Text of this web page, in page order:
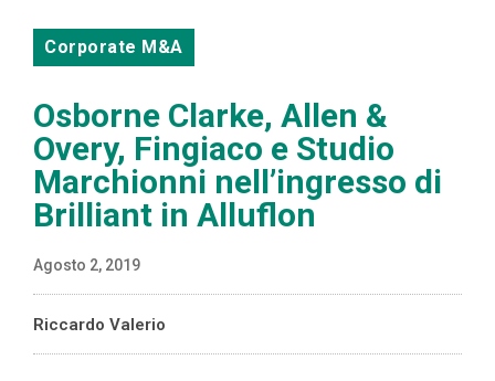
Corporate M&A
Osborne Clarke, Allen &
Overy, Fingiaco e Studio
Marchionni nell’ingresso di
Brilliant in Alluflon
Agosto 2, 2019
Riccardo Valerio